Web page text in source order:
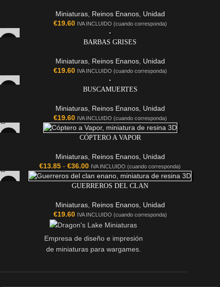
Miniaturas, Reinos Enanos, Unidad
€19.60 IVA INCLUIDO (cuando corresponda)
BARBAS GRISES
Miniaturas, Reinos Enanos, Unidad
€19.60 IVA INCLUIDO (cuando corresponda)
BUSCAMUERTES
Miniaturas, Reinos Enanos, Unidad
€19.60 IVA INCLUIDO (cuando corresponda)
CÓPTERO A VAPOR
Miniaturas, Reinos Enanos, Unidad
€13.85 - €36.00 IVA INCLUIDO (cuando corresponda)
GUERREROS DEL CLAN
Miniaturas, Reinos Enanos, Unidad
€19.60 IVA INCLUIDO (cuando corresponda)
Empresa de diseño e impresión
de miniaturas para wargames.